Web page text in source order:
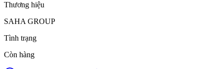
Thương hiệu
SAHA GROUP
Tình trạng
Còn hàng